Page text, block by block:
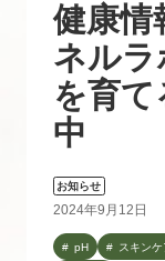
健康情
ネルラ
を育て
中
お知らせ
2024年9月12日
pH スキンケ